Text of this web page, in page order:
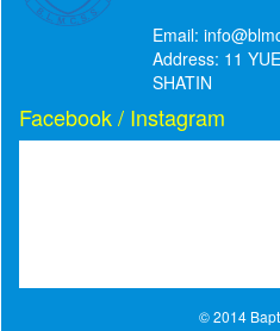
Email:
Address: 11
SHATIN
Facebook / Instagram
© 2014